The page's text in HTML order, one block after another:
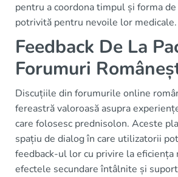
pentru a coordona timpul și forma
potrivită pentru nevoile lor medicale.
Feedback De La
Forumuri
Discuțiile din forumurile online
fereastră valoroasă asupra
care folosesc prednisolon. Aceste
spațiu de dialog în care utilizatorii
feedback-ul lor cu privire la eficiența
efectele secundare întâlnite și